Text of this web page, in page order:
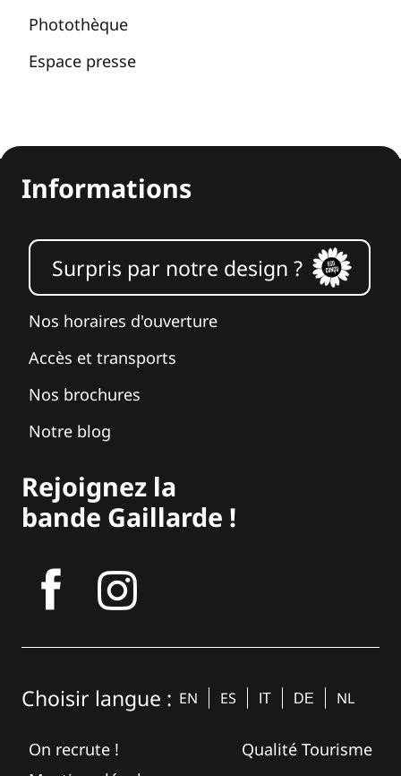
Photothèque
Espace presse
Informations
Surpris par notre design ?
Nos horaires d'ouverture
Accès et transports
Nos brochures
Notre blog
Rejoignez la
bande Gaillarde !
Choisir langue : EN ES IT DE NL
On recrute !
Qualité Tourisme